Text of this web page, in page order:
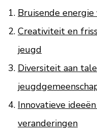
Bruisende
Creativiteit en
jeugd
Diversiteit aan
Innovatieve
veranderingen